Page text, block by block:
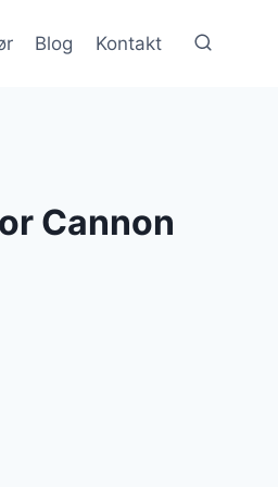
Blog Kontakt
Cannon